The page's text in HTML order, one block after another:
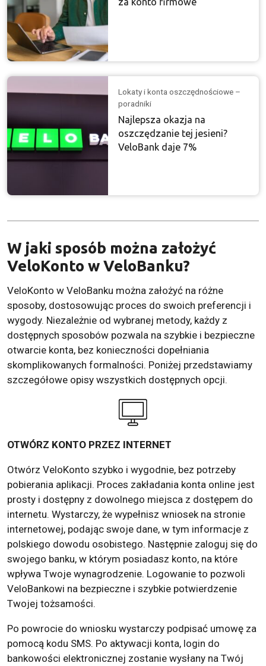
Lokaty i konta oszczędnościowe –
poradniki
Najlepsza okazja na
oszczędzanie tej jesieni?
VeloBank daje 7%
W jaki sposób można założyć
VeloKonto w VeloBanku?
VeloKonto w VeloBanku można założyć na różne
sposoby, dostosowując proces do swoich preferencji i
wygody. Niezależnie od wybranej metody, każdy z
dostępnych sposobów pozwala na szybkie i bezpieczne
otwarcie konta, bez konieczności dopełniania
skomplikowanych formalności. Poniżej przedstawiamy
szczegółowe opisy wszystkich dostępnych opcji.
OTWÓRZ KONTO PRZEZ INTERNET
Otwórz VeloKonto szybko i wygodnie, bez potrzeby
pobierania aplikacji. Proces zakładania konta online jest
prosty i dostępny z dowolnego miejsca z dostępem do
internetu. Wystarczy, że wypełnisz wniosek na stronie
internetowej, podając swoje dane, w tym informacje z
polskiego dowodu osobistego. Następnie zaloguj się do
swojego banku, w którym posiadasz konto, na które
wpływa Twoje wynagrodzenie. Logowanie to pozwoli
VeloBankowi na bezpieczne i szybkie potwierdzenie
Twojej tożsamości.
Po powrocie do wniosku wystarczy podpisać umowę za
pomocą kodu SMS. Po aktywacji konta, login do
bankowości elektronicznej zostanie wysłany na Twój